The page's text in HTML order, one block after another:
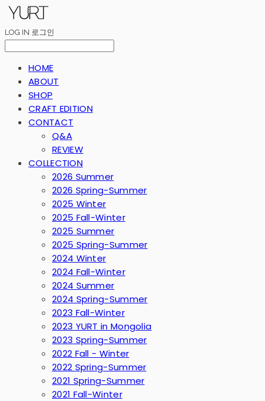
LOG IN 로그인
HOME
ABOUT
SHOP
CRAFT EDITION
CONTACT
Q&A
REVIEW
COLLECTION
2026 Summer
2026 Spring-Summer
2025 Winter
2025 Fall-Winter
2025 Summer
2025 Spring-Summer
2024 Winter
2024 Fall-Winter
2024 Summer
2024 Spring-Summer
2023 Fall-Winter
2023 YURT in Mongolia
2023 Spring-Summer
2022 Fall - Winter
2022 Spring-Summer
2021 Spring-Summer
2021 Fall-Winter